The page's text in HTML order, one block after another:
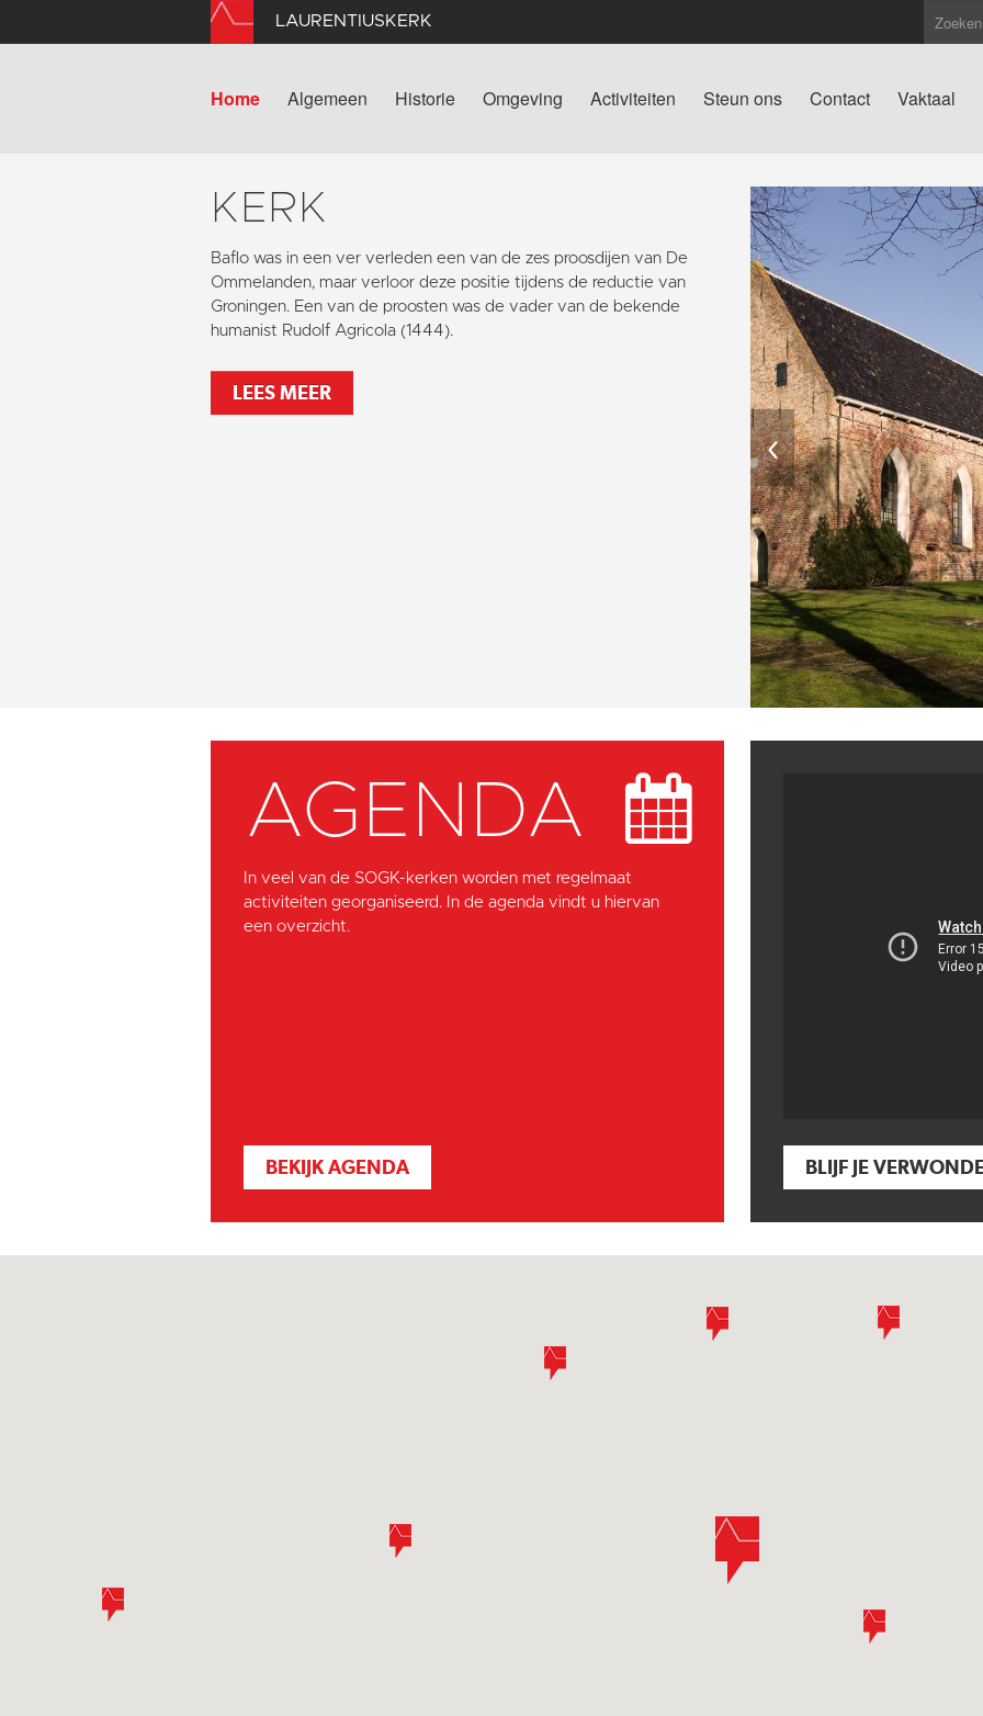
LAURENTIUSKERK
Home Algemeen Historie Omgeving Activiteiten Steun ons Contact Vaktaal
KERK
Baflo was in een ver verleden een van de zes proosdijen van De
Ommelanden, maar verloor deze positie tijdens de reductie van
Groningen. Een van de proosten was de vader van de bekende
humanist Rudolf Agricola (1444).
LEES MEER
‹
AGENDA
In veel van de SOGK-kerken worden met regelmaat
activiteiten georganiseerd. In de agenda vindt u hiervan
een overzicht.
BEKIJK AGENDA BLIJF JE